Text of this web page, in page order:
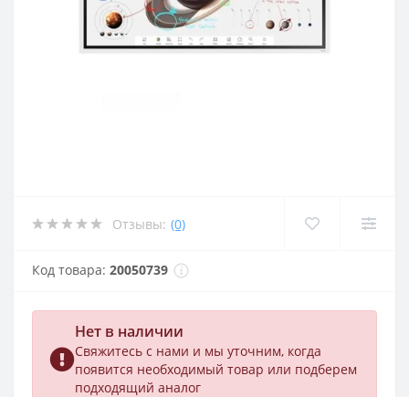
Отзывы: (0)
Код товара: 20050739
Нет в наличии
Свяжитесь с нами и мы уточним, когда
появится необходимый товар или подберем
подходящий аналог